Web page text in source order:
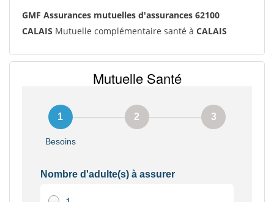
GMF Assurances mutuelles d'assurances 62100
CALAIS Mutuelle complémentaire santé à CALAIS